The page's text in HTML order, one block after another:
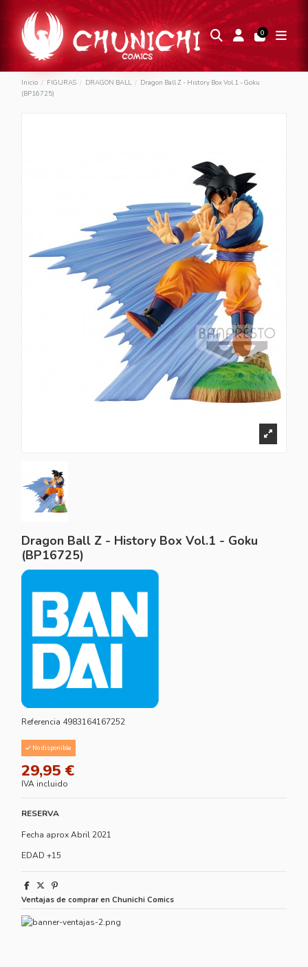
0
Inicio FIGURAS DRAGON BALL
Dragon Ball Z - History Box Vol.1 - Goku
(BP16725)
Dragon Ball Z - History Box Vol.1 - Goku
(BP16725)
Referencia 4983164167252
No disponible
29,95 €
IVA incluido
RESERVA
Fecha aprox Abril 2021
EDAD +15
Ventajas de comprar en Chunichi Comics